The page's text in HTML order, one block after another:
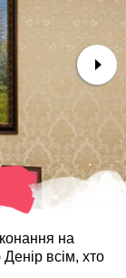
на
всім, хто